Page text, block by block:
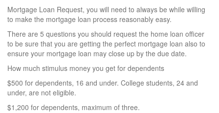
Mortgage Loan Request, you will need to always be while willing
to make the mortgage loan process reasonably easy.
There are 5 questions you should request the home loan officer
to be sure that you are getting the perfect mortgage loan also to
ensure your mortgage loan may close up by the due date.
How much stimulus money you get for dependents
$500 for dependents, 16 and under. College students, 24 and
under, are not eligible.
$1,200 for dependents, maximum of three.